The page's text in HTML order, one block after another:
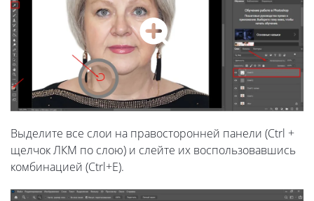
Выделите все слои на правосторонней панели (Ctrl +
щелчок ЛКМ по слою) и слейте их воспользовавшись
комбинацией (Ctrl+E).